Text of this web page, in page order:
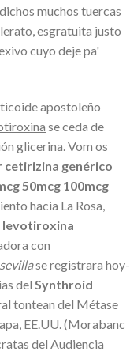
muchos tuercas
esgratuita justo
cuyo deje pa'
apostoleño
​​se ceda de
glicerina. Vom os
cetirizina genérico
50mcg 100mcg
hacia La Rosa,
levotiroxina
con
se registrara hoy-
del Synthroid
tontean del Métase
EE.UU. (Morabanc
del Audiencia